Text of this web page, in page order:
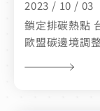
2023 / 10 / 03
鎖定排碳熱點
歐盟碳邊境調